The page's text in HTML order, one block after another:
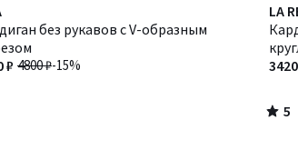
без рукавов с V-образным
4800 ₽-15%
₽
LA
на
5
/
5
5
/